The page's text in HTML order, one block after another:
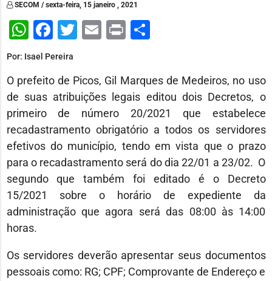
SECOM / sexta-feira, 15 janeiro , 2021
WhatsApp
Facebook
Twitter
Email
PrintShare
Por: Isael Pereira
O prefeito de Picos, Gil Marques de Medeiros, no uso
de suas atribuições legais editou dois Decretos, o
primeiro de número 20/2021 que estabelece
recadastramento obrigatório a todos os servidores
efetivos do município, tendo em vista que o prazo
para o recadastramento será do dia 22/01 a 23/02. O
segundo que também foi editado é o Decreto
15/2021 sobre o horário de expediente da
administração que agora será das 08:00 às 14:00
horas.
Os servidores deverão apresentar seus documentos
pessoais como: RG; CPF; Comprovante de Endereço e